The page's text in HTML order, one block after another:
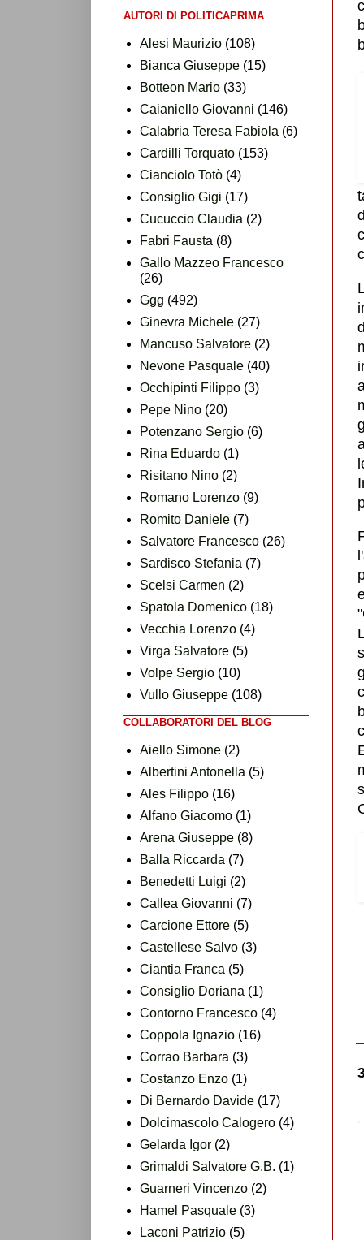
AUTORI DI POLITICAPRIMA
Alesi Maurizio (108)
Bianca Giuseppe (15)
Botteon Mario (33)
Caianiello Giovanni (146)
Calabria Teresa Fabiola (6)
Cardilli Torquato (153)
Cianciolo Totò (4)
Consiglio Gigi (17)
Cucuccio Claudia (2)
Fabri Fausta (8)
Gallo Mazzeo Francesco
(26)
Ggg (492)
Ginevra Michele (27)
Mancuso Salvatore (2)
Nevone Pasquale (40)
Occhipinti Filippo (3)
Pepe Nino (20)
Potenzano Sergio (6)
Rina Eduardo (1)
Risitano Nino (2)
Romano Lorenzo (9)
Romito Daniele (7)
Salvatore Francesco (26)
Sardisco Stefania (7)
Scelsi Carmen (2)
Spatola Domenico (18)
Vecchia Lorenzo (4)
Virga Salvatore (5)
Volpe Sergio (10)
Vullo Giuseppe (108)
COLLABORATORI DEL BLOG
Aiello Simone (2)
Albertini Antonella (5)
Ales Filippo (16)
Alfano Giacomo (1)
Arena Giuseppe (8)
Balla Riccarda (7)
Benedetti Luigi (2)
Callea Giovanni (7)
Carcione Ettore (5)
Castellese Salvo (3)
Ciantia Franca (5)
Consiglio Doriana (1)
Contorno Francesco (4)
Coppola Ignazio (16)
Corrao Barbara (3)
Costanzo Enzo (1)
Di Bernardo Davide (17)
Dolcimascolo Calogero (4)
Gelarda Igor (2)
Grimaldi Salvatore G.B. (1)
Guarneri Vincenzo (2)
Hamel Pasquale (3)
Laconi Patrizio (5)